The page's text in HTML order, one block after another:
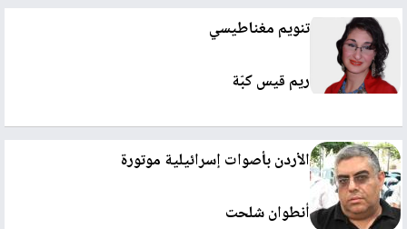
تنويم مغناطيسي
ريم قيس كبّة
الأردن بأصوات إسرائيلية موتورة
أنطوان شلحت